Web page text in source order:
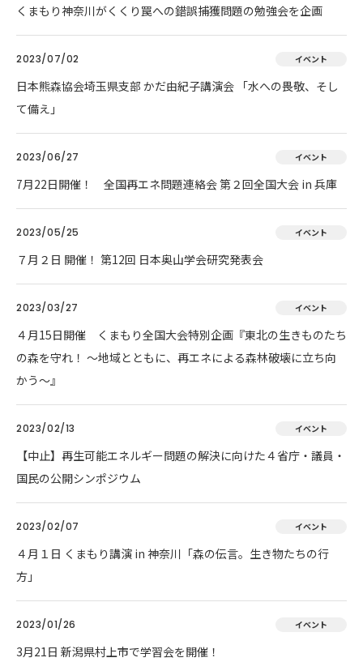
くまもり神奈川がくくり罠への錯誤捕獲問題の勉強会を企画
2023/07/02 イベント
日本熊森協会埼玉県支部 かだ由紀子講演会 「水への畏敬、そし
て備え」
2023/06/27 イベント
7月22日開催！ 全国再エネ問題連絡会 第２回全国大会 in 兵庫
2023/05/25 イベント
７月２日 開催！ 第12回 日本奥山学会研究発表会
2023/03/27 イベント
４月15日開催 くまもり全国大会特別企画『東北の生きものたち
の森を守れ！ 〜地域とともに、再エネによる森林破壊に立ち向
かう〜』
2023/02/13 イベント
【中止】再生可能エネルギー問題の解決に向けた４省庁・議員・
国民の公開シンポジウム
2023/02/07 イベント
４月１日 くまもり講演 in 神奈川「森の伝言。生き物たちの行
方」
2023/01/26 イベント
3月21日 新潟県村上市で学習会を開催！